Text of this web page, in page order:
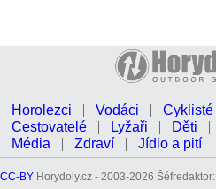
Horolezci Vodáci Cyklisté
Cestovatelé
Lyžaři Děti
Média
Zdraví Jídlo a pití
CC-BY Horydoly.cz - 2003-2026 Šéfredaktor: